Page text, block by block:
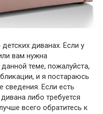
диванах. Если у
вам нужна
теме, пожалуйста,
и я постараюсь
сведения. Если есть
либо требуется
всего обратитесь к